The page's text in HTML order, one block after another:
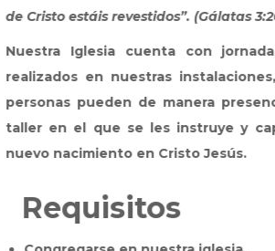
revestidos”. (Gálatas 3:26-27)
cuenta con jornadas de
nuestras instalaciones, en donde
de manera presencial, realizar
se les instruye y capacita sobre
en Cristo Jesús.